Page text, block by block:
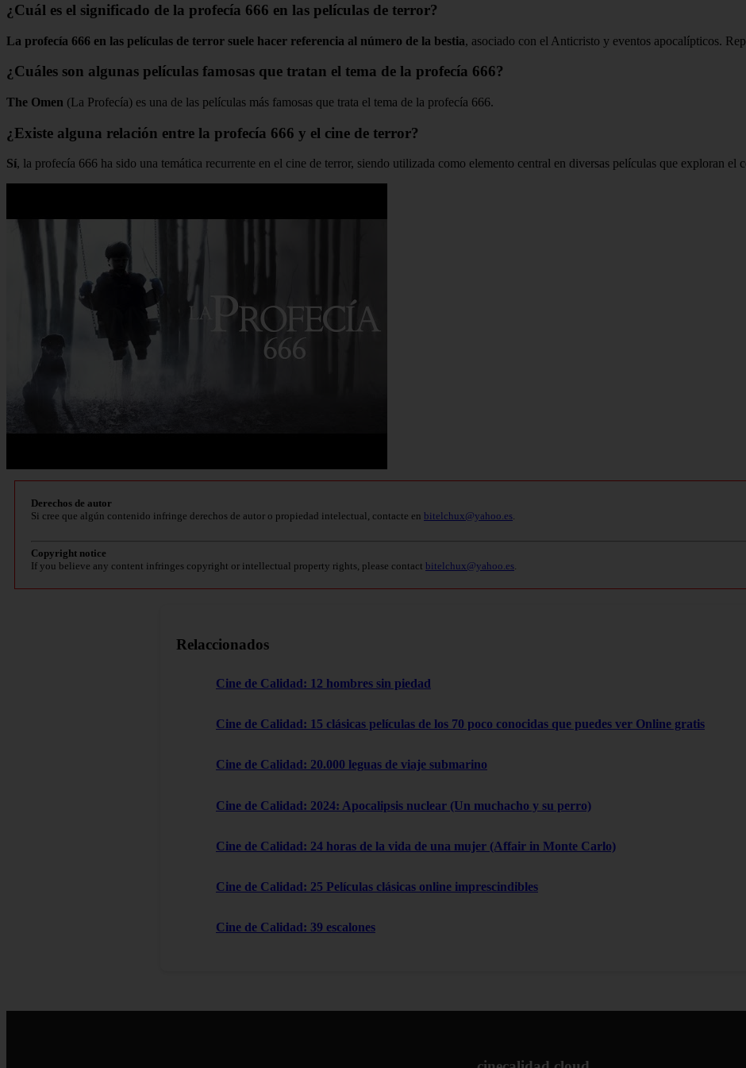
¿Cuál es el significado de la profecía 666 en las películas de terror?
La profecía 666 en las películas de terror suele hacer referencia al número de la bestia, asociado con el Anticristo y eventos apocalípticos.
¿Cuáles son algunas películas famosas que tratan el tema de la profecía 666?
The Omen (La Profecía) es una de las películas más famosas que trata el tema de la profecía 666.
¿Existe alguna relación entre la profecía 666 y el cine de terror?
Sí, la profecía 666 ha sido una temática recurrente en el cine de terror, siendo utilizada como elemento central en diversas películas que exploran
Derechos de autor
Si cree que algún contenido infringe derechos de autor o propiedad intelectual, contacte en bitelchux@yahoo.es.
Copyright notice
If you believe any content infringes copyright or intellectual property rights, please contact bitelchux@yahoo.es.
Relaccionados
Cine de Calidad: 12 hombres sin piedad
Cine de Calidad: 15 clásicas películas de los 70 poco conocidas que puedes ver Online gratis
Cine de Calidad: 20.000 leguas de viaje submarino
Cine de Calidad: 2024: Apocalipsis nuclear (Un muchacho y su perro)
Cine de Calidad: 24 horas de la vida de una mujer (Affair in Monte Carlo)
Cine de Calidad: 25 Películas clásicas online imprescindibles
Cine de Calidad: 39 escalones